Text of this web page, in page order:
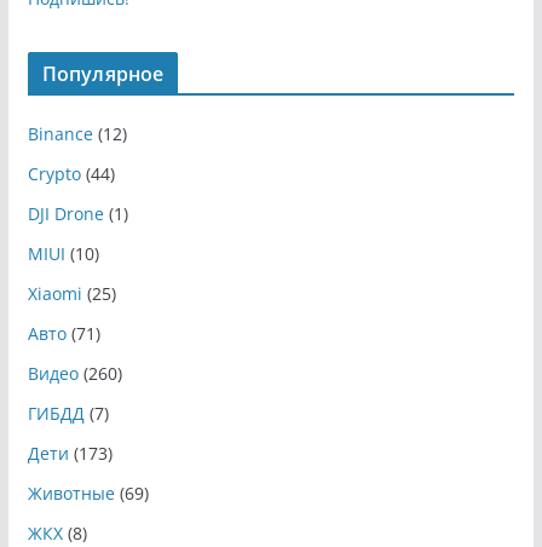
Популярное
Binance(12)
Crypto(44)
DJI Drone(1)
MIUI (10)
Xiaomi (25)
Авто(71)
Видео(260)
ГИБДД(7)
Дети (173)
Животные(69)
ЖКХ(8)